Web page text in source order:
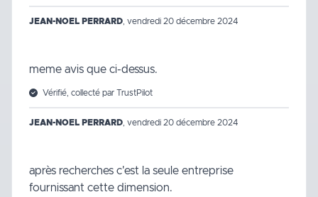
JEAN-NOEL PERRARD vendredi 20 décembre 2024
meme avis que ci-dessus.
Vérifié, collecté par TrustPilot
JEAN-NOEL PERRARD vendredi 20 décembre 2024
après recherches c'est la seule entreprise
fournissant cette dimension.